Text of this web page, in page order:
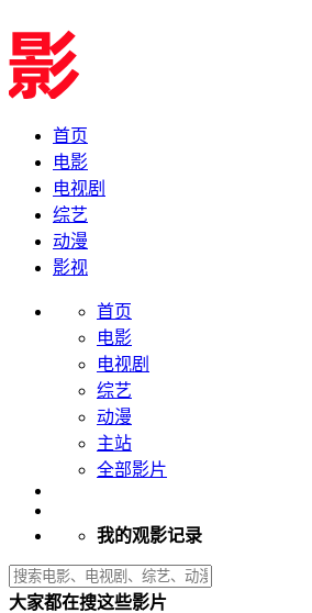
首页
电影
电视剧
综艺
动漫
影视
首页
电影
电视剧
综艺
动漫
主站
全部影片
我的观影记录
大家都在搜这些影片